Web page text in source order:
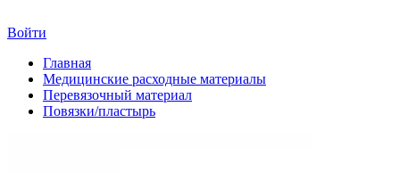
Войти
Главная
Медицинские расходные материалы
Перевязочный материал
Повязки/пластырь